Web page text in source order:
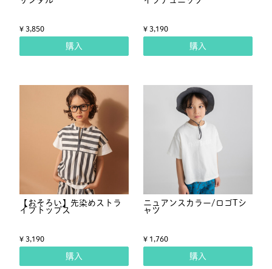
¥ 3,850
購入
¥ 3,190
購入
【おそろい】先染めストラ
イプトップス
¥ 3,190
購入
ニュアンスカラー/ロゴTシ
ャツ
¥ 1,760
購入